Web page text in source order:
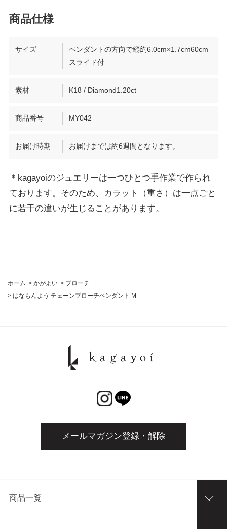
サイズ
ペンダントの方向で縦約6.0cm×1.7cm60cm
スライド付
素材 K18 / Diamond1.20ct
商品番号 MY042
お届け時期 お届けまでは約6週間となります。
＊kagayoiのジュエリーは一つひとつ手作業で作られ
ております。そのため、カラット（重さ）は一点ごと
に若干の違いが生じることがあります。
ホーム > かがよい > ブローチ
> はなもんよう チェーンブローチペンダント M
メールマガジン登録・解除
商品一覧